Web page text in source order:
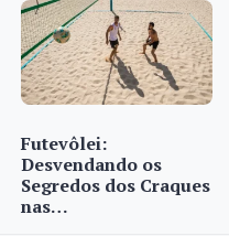
Futevôlei:
Desvendando os
Segredos dos Craques
nas…